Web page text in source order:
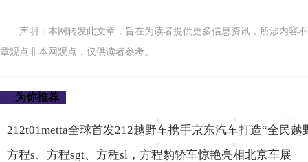
声明：本网转发此文章，旨在为读者提供更多信息资讯，所涉内容
章观点非本网观点，仅供读者参考。
为你推荐
212t01metta全球首发212越野车携手京东汽车打造“全民越
方程s、方程sgt、方程sl，方程豹轿车惊艳亮相北京车展